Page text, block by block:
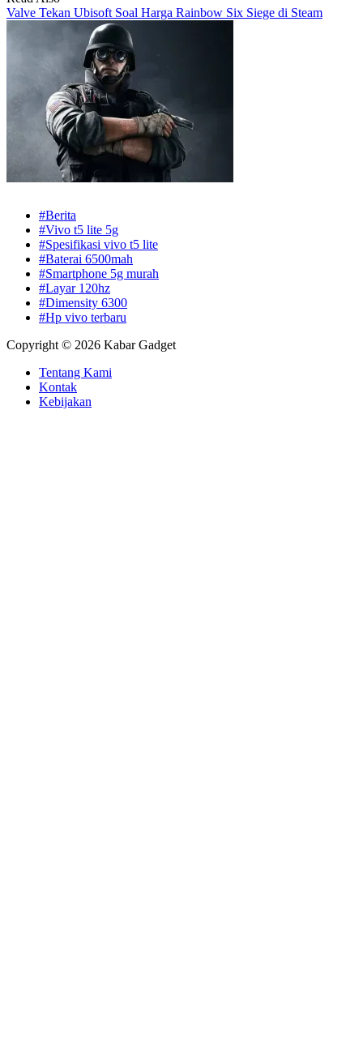
Valve Tekan Ubisoft Soal Harga Rainbow Six Siege di Steam
#Berita
#Vivo t5 lite 5g
#Spesifikasi vivo t5 lite
#Baterai 6500mah
#Smartphone 5g murah
#Layar 120hz
#Dimensity 6300
#Hp vivo terbaru
Copyright © 2026 Kabar Gadget
Tentang Kami
Kontak
Kebijakan